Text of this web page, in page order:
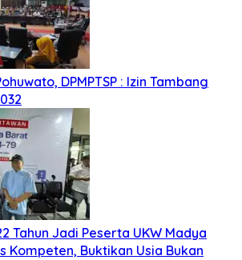
DPMPTSP : Izin Tambang
Tahun Jadi Peserta UKW Madya
Kompeten, Buktikan Usia Bukan